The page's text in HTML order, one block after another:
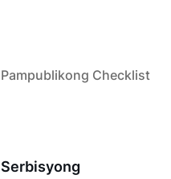
Pampublikong Checklist
Serbisyong